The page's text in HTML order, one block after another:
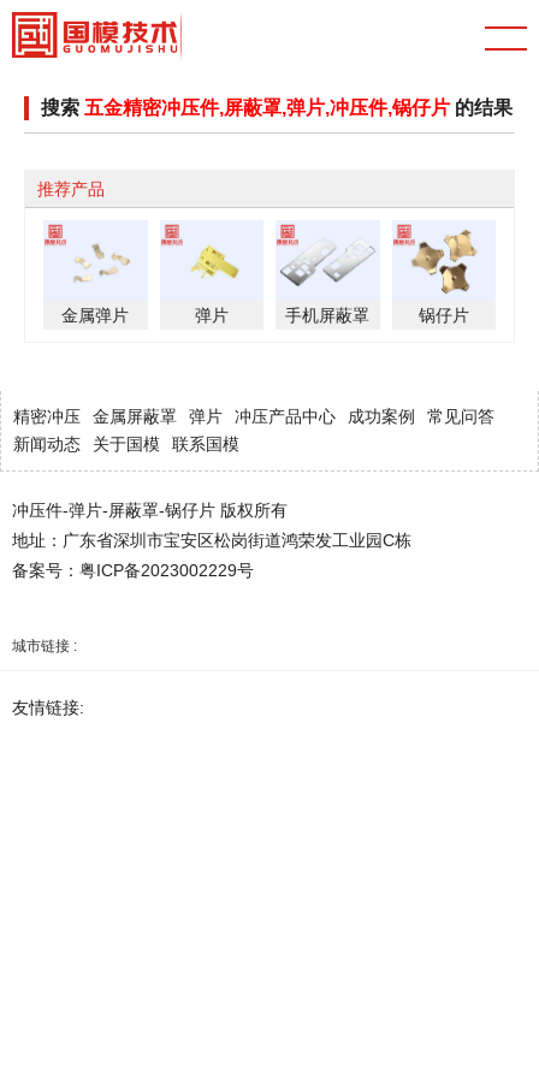
搜索 五金精密冲压件,屏蔽罩,弹片,冲压件,锅仔片 的结果
推荐产品
金属弹片 弹片 手机屏蔽罩 锅仔片
精密冲压 金属屏蔽罩 弹片 冲压产品中心 成功案例
常见问答
新闻动态
关于国模 联系国模
冲压件-弹片-屏蔽罩-锅仔片 版权所有
地址：广东省深圳市宝安区松岗街道鸿荣发工业园C栋
备案号： 粤ICP备2023002229号
城市链接 :
友情链接: